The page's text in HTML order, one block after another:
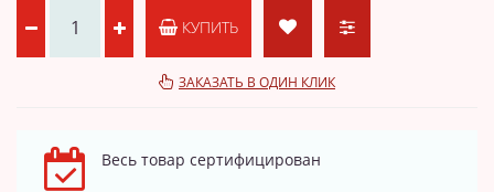
КУПИТЬ
ЗАКАЗАТЬ В ОДИН КЛИК
Весь товар сертифицирован